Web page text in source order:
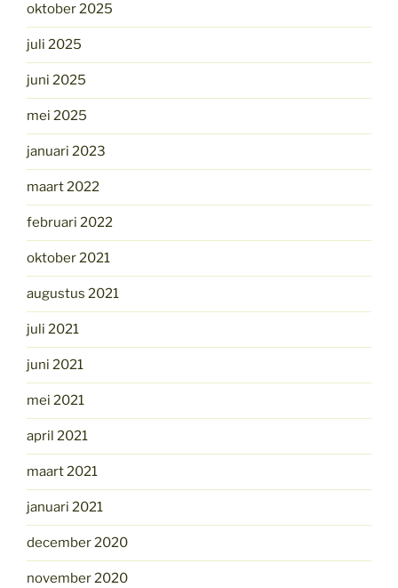
oktober 2025
juli 2025
juni 2025
mei 2025
januari 2023
maart 2022
februari 2022
oktober 2021
augustus 2021
juli 2021
juni 2021
mei 2021
april 2021
maart 2021
januari 2021
december 2020
november 2020